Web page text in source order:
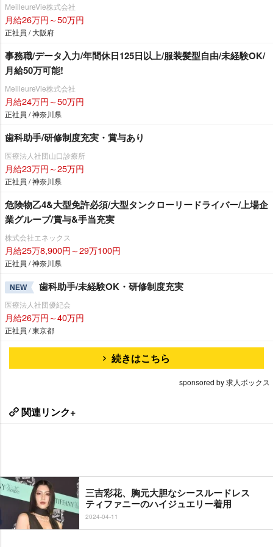
MeilleureVie株式会社
月給26万円～50万円
正社員 / 大阪府
事務職/データ入力/年間休日125日以上/服装髪型自由/未経験OK/
月給50万可能!
MeilleureVie株式会社
月給24万円～50万円
正社員 / 神奈川県
歯科助手/研修制度充実・賞与あり
医療法人社団山口診療所
月給23万円～25万円
正社員 / 神奈川県
危険物乙4&大型免許必須/大型タンクローリードライバー/上場企
業グループ/賞与&手当充実
株式会社エネックス
月給25万8,900円～29万100円
正社員 / 神奈川県
NEW 歯科助手/未経験OK・研修制度充実
医療法人社団優紀会
月給26万円～40万円
正社員 / 東京都
続きはこちら
sponsored by 求人ボックス
関連リンク+
三吉彩花、胸元大胆なシースルードレス
ティファニーのハイジュエリー着用
2024-04-11